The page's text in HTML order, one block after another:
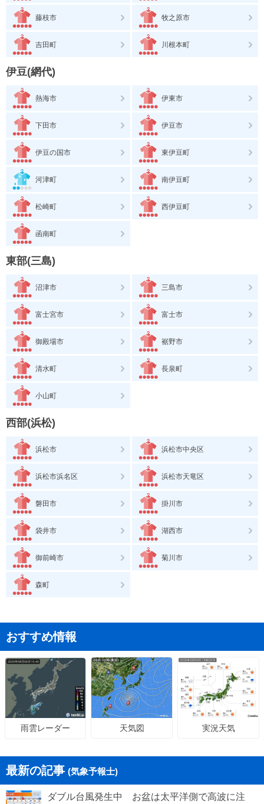
藤枝市 牧之原市
吉田町 川根本町
伊豆(網代)
熱海市 伊東市
下田市 伊豆市
伊豆の国市 東伊豆町
河津町 南伊豆町
松崎町 西伊豆町
函南町
東部(三島)
沼津市 三島市
富士宮市 富士市
御殿場市 裾野市
清水町 長泉町
小山町
西部(浜松)
浜松市 浜松市中央区
浜松市浜名区 浜松市天竜区
磐田市 掛川市
袋井市 湖西市
御前崎市 菊川市
森町
おすすめ情報
雨雲レーダー 天気図 実況天気
最新の記事 (気象予報士)
ダブル台風発生中 お盆は太平洋側で高波に注